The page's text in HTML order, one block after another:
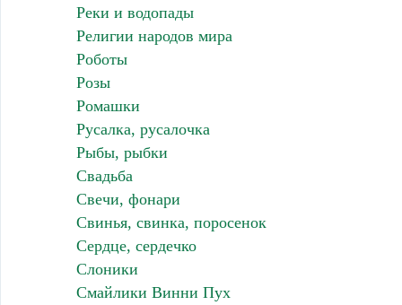
Реки и водопады
Религии народов мира
Роботы
Розы
Ромашки
Русалка, русалочка
Рыбы, рыбки
Свадьба
Свечи, фонари
Свинья, свинка, поросенок
Сердце, сердечко
Слоники
Смайлики Винни Пух